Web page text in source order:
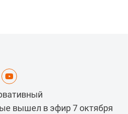
вышел в эфир 7 октября